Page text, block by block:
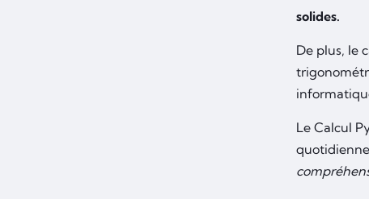
solides.
De plus, le
Le Calcul